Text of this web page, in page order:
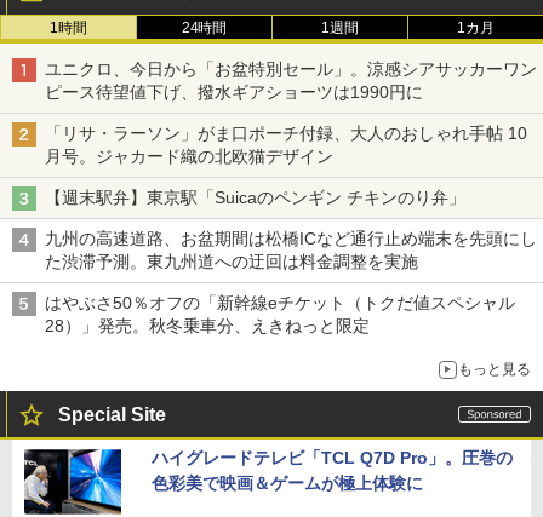
1時間 24時間 1週間 1カ月
ユニクロ、今日から「お盆特別セール」。涼感シアサッカーワン
ピース待望値下げ、撥水ギアショーツは1990円に
「リサ・ラーソン」がま口ポーチ付録、大人のおしゃれ手帖 10
月号。ジャカード織の北欧猫デザイン
【週末駅弁】東京駅「Suicaのペンギン チキンのり弁」
九州の高速道路、お盆期間は松橋ICなど通行止め端末を先頭にし
た渋滞予測。東九州道への迂回は料金調整を実施
はやぶさ50％オフの「新幹線eチケット（トクだ値スペシャル
28）」発売。秋冬乗車分、えきねっと限定
もっと見る
Special Site
ハイグレードテレビ「TCL Q7D Pro」。圧巻の
色彩美で映画＆ゲームが極上体験に